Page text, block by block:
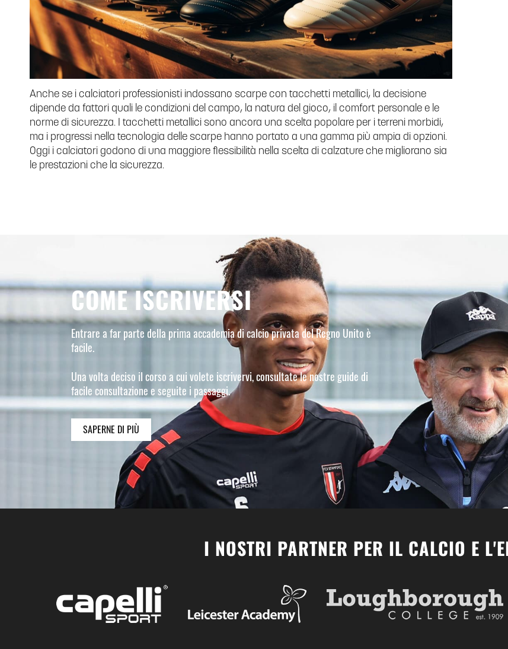
Anche se i calciatori professionisti indossano scarpe con tacchetti metallici, la decisione
dipende da fattori quali le condizioni del campo, la natura del gioco, il comfort personale e le
norme di sicurezza. I tacchetti metallici sono ancora una scelta popolare per i terreni morbidi,
ma i progressi nella tecnologia delle scarpe hanno portato a una gamma più ampia di opzioni.
Oggi i calciatori godono di una maggiore flessibilità nella scelta di calzature che migliorano sia
le prestazioni che la sicurezza.
COME ISCRIVERSI
Entrare a far parte della prima accademia di calcio privata del Regno Unito è
facile.
Una volta deciso il corso a cui volete iscrivervi, consultate le nostre guide di
facile consultazione e seguite i passaggi.
SAPERNE DI PIÙ
I NOSTRI PARTNER PER IL CALCIO E